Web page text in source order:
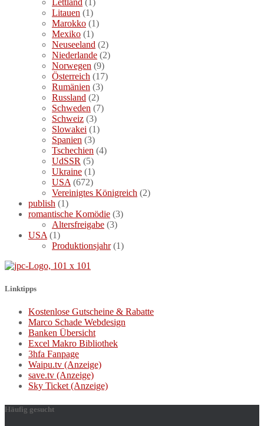
Lettland (1)
Litauen (1)
Marokko (1)
Mexiko (1)
Neuseeland (2)
Niederlande (2)
Norwegen (9)
Österreich (17)
Rumänien (3)
Russland (2)
Schweden (7)
Schweiz (3)
Slowakei (1)
Spanien (3)
Tschechien (4)
UdSSR (5)
Ukraine (1)
USA (672)
Vereinigtes Königreich (2)
publish (1)
romantische Komödie (3)
Altersfreigabe (3)
USA (1)
Produktionsjahr(1)
Linktipps
Kostenlose Gutscheine & Rabatte
Marco Schade Webdesign
Banken Übersicht
Excel Makro Bibliothek
3hfa Fanpage
Waipu.tv (Anzeige)
save.tv (Anzeige)
Sky Ticket (Anzeige)
Häufig gesucht